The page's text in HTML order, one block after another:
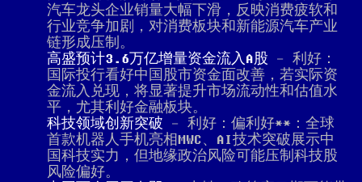
汽车龙头企业销量大幅下滑，反映消费疲软和
行业竞争加剧，对消费板块和新能源汽车产业
链形成压制。
高盛预计3.6万亿增量资金流入A股 - 利好：
国际投行看好中国股市资金面改善，若实际资
金流入兑现，将显著提升市场流动性和估值水
平，尤其利好金融板块。
科技领域创新突破 - 利好：偏利好**：全球
首款机器人手机亮相MWC、AI技术突破展示中
国科技实力，但地缘政治风险可能压制科技股
风险偏好。